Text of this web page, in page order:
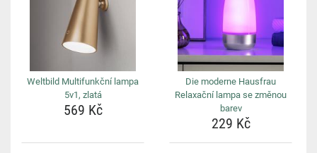
Weltbild Multifunkční lampa
5v1, zlatá
569 Kč
Die moderne Hausfrau
Relaxační lampa se změnou
barev
229 Kč